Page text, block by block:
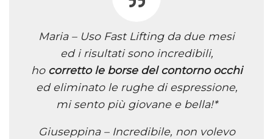
Maria – Uso Fast Lifting da due mesi
ed i risultati sono incredibili,
ho corretto le borse del contorno occhi
ed eliminato le rughe di espressione,
mi sento più giovane e bella!*
Giuseppina – Incredibile, non volevo